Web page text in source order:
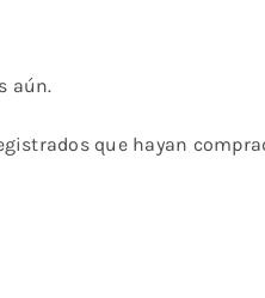
aún.
que hayan